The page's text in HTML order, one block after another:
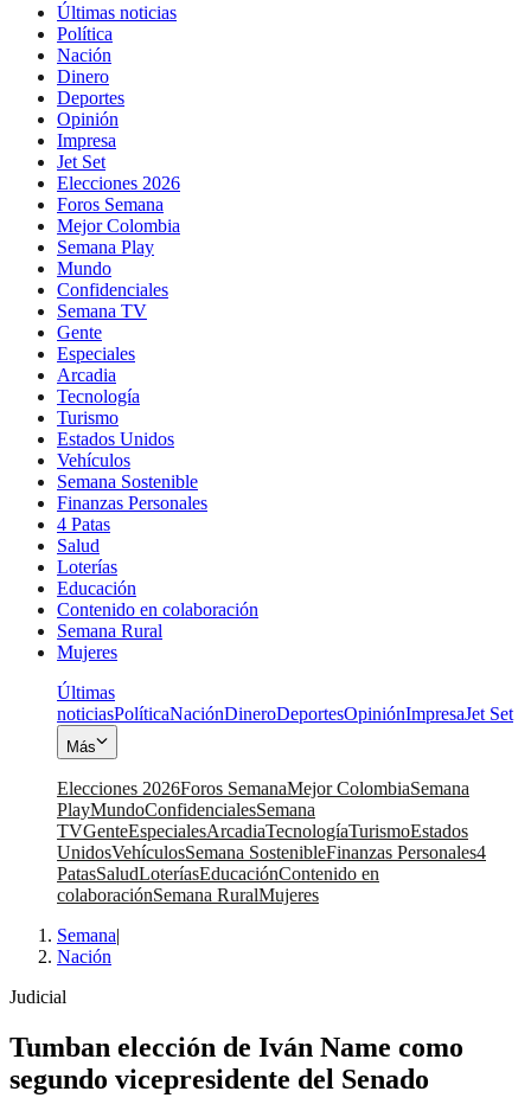
Últimas noticias
Política
Nación
Dinero
Deportes
Opinión
Impresa
Jet Set
Elecciones 2026
Foros Semana
Mejor Colombia
Semana Play
Mundo
Confidenciales
Semana TV
Gente
Especiales
Arcadia
Tecnología
Turismo
Estados Unidos
Vehículos
Semana Sostenible
Finanzas Personales
4 Patas
Salud
Loterías
Educación
Contenido en colaboración
Semana Rural
Mujeres
Últimas
noticiasPolíticaNaciónDineroDeportesOpiniónImpresaJet Set
Más
Elecciones 2026Foros SemanaMejor ColombiaSemana
PlayMundoConfidencialesSemana
TVGenteEspecialesArcadiaTecnologíaTurismoEstados
UnidosVehículosSemana SostenibleFinanzas Personales4
PatasSaludLoteríasEducaciónContenido en
colaboraciónSemana RuralMujeres
Semana|
Nación
Judicial
Tumban elección de Iván Name como
segundo vicepresidente del Senado